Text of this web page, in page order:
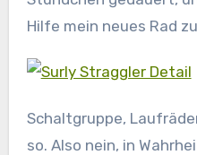
Hilfe mein neues Rad
Schaltgruppe,
so. Also nein, in